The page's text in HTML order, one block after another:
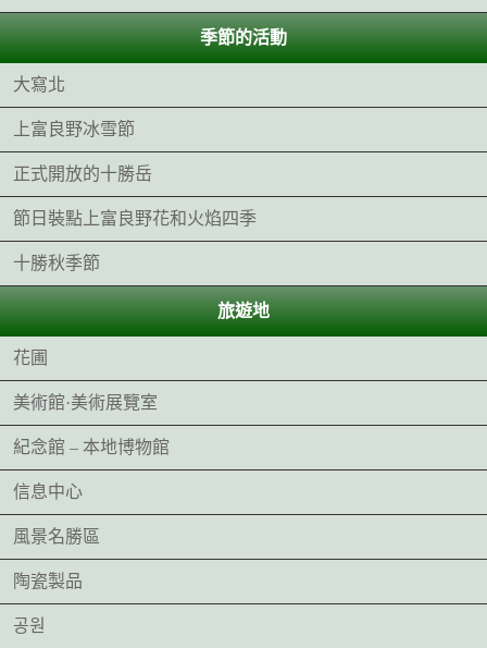
季節的活動
大寫北
上富良野冰雪節
正式開放的十勝岳
節日裝點上富良野花和火焰四季
十勝秋季節
旅遊地
花圃
美術館·美術展覽室
紀念館 – 本地博物館
信息中心
風景名勝區
陶瓷製品
공원